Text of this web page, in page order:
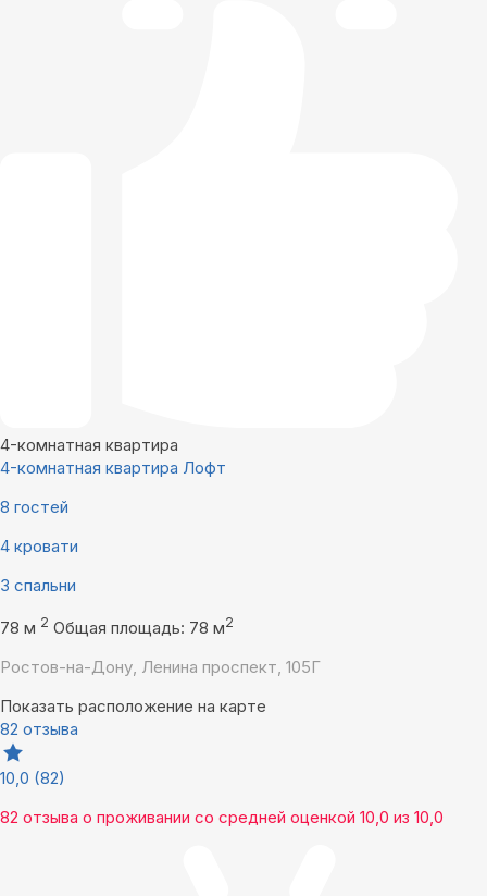
4-комнатная квартира
4-комнатная квартира Лофт
8 гостей
4 кровати
3 спальни
78 м 2 Общая площадь: 78 м2
Ростов-на-Дону, Ленина проспект, 105Г
Показать расположение на карте
82 отзыва
10,0 (82)
82 отзыва о проживании со средней оценкой 10,0 из 10,0